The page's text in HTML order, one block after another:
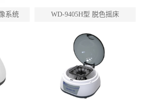
系统 WD-9405H型 脱色摇床